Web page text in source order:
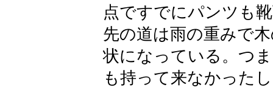
点ですでにパンツも
先の道は雨の重みで
状になっている。つ
も持って来なかった